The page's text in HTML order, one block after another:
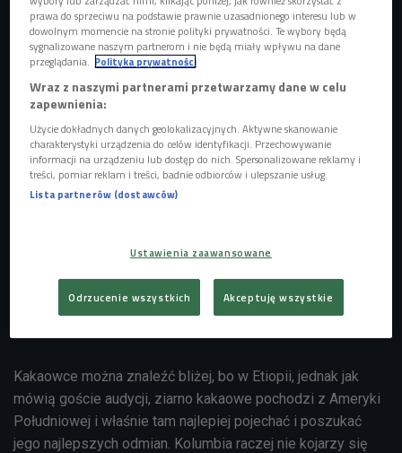
zdjęcie ilustracyjne Foto: Shutterstock/ Hans Geel
Tortologia - współczesna nauka o artefaktach, jakimi są torty
Kakaowce można znaleźć bliżej, bo w Etiopii, jednak jak
mówią goście audycji, ziarno kakaowe pochodzi z Ameryki
Południowej i właśnie tam najlepiej pojechać i poszukać
jego najlepszych odmian. Kolumbia raczej nie kojarzy się
prawa do sprzeciwu na podstawie prawnie uzasadnionego interesu lub w
dowolnym momencie na stronie polityki prywatności. Te wybory będą
sygnalizowane naszym partnerom i nie będą miały wpływu na dane
przeglądania. Polityka prywatności
Wraz z naszymi partnerami przetwarzamy dane w celu
zapewnienia:
Użycie dokładnych danych geolokalizacyjnych. Aktywne skanowanie
charakterystyki urządzenia do celów identyfikacji. Przechowywanie
informacji na urządzeniu lub dostęp do nich. Spersonalizowane reklamy i
treści, pomiar reklam i treści, badnie odbiorców i ulepszanie usług.
Lista partnerów (dostawców)
Ustawienia zaawansowane
Odrzucenie wszystkich Akceptuję wszystkie